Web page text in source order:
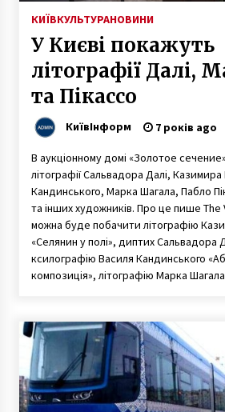
КИЇВКУЛЬТУРАНОВИНИ
У Києві покажуть
літографії Далі,
та Пікассо
КиївІнформ 7 років ago
В аукціонному домі «Золотое
літографії Сальвадора Далі,
Кандинського, Марка Шагала, Пабло
та інших художників. Про це пише
можна буде побачити літографію
«Селянин у полі», диптих Сальвадора
ксилографію Василя Кандинського
композиція», літографію Марка